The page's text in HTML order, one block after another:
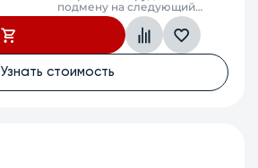
подмену на следующий
рабочий день (next business
day shipping) в случае выхода
из строя оборудования,
WEP-2L, 2 календарных года
Узнать стоимость